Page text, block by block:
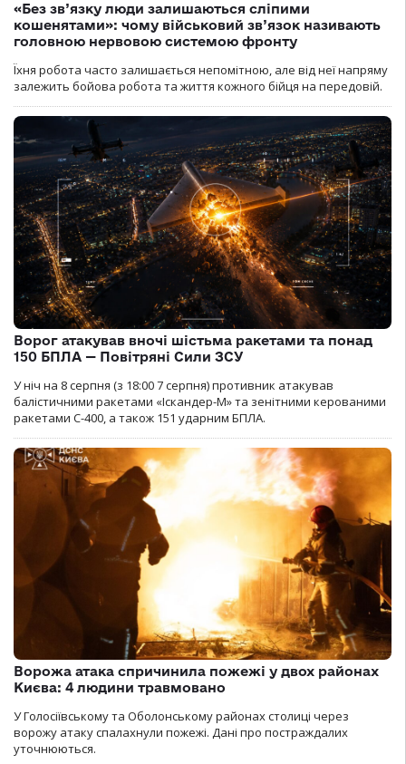
«Без зв’язку люди залишаються сліпими
кошенятами»: чому військовий зв’язок називають
головною нервовою системою фронту
Їхня робота часто залишається непомітною, але від неї напряму
залежить бойова робота та життя кожного бійця на передовій.
Ворог атакував вночі шістьма ракетами та понад
150 БПЛА — Повітряні Сили ЗСУ
У ніч на 8 серпня (з 18:00 7 серпня) противник атакував
балістичними ракетами «Іскандер-М» та зенітними керованими
ракетами С-400, а також 151 ударним БПЛА.
Ворожа атака спричинила пожежі у двох районах
Києва: 4 людини травмовано
У Голосіївському та Оболонському районах столиці через
ворожу атаку спалахнули пожежі. Дані про постраждалих
уточнюються.